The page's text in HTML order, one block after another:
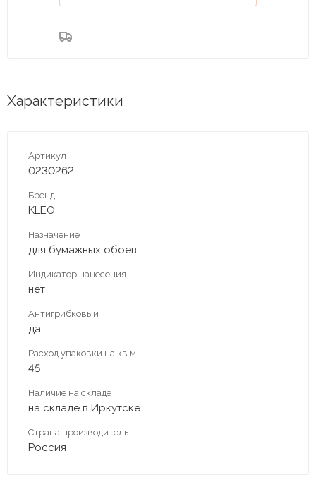
Характеристики
Артикул
0230262
Бренд
KLEO
Назначение
для бумажных обоев
Индикатор нанесения
нет
Антигрибковый
да
Расход упаковки на кв.м.
45
Наличие на складе
на складе в Иркутске
Страна производитель
Россия